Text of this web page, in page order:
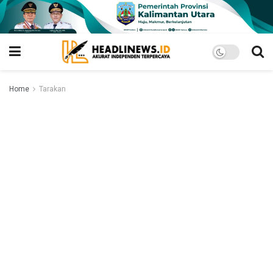
Home Tarakan